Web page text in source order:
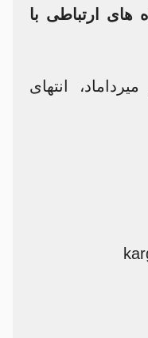
های ارتباطی با
انتهای